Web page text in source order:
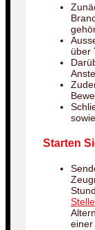
über
Starten
einer